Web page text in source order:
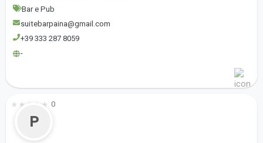
Bar e Pub
suitebarpaina@gmail.com
+39 333 287 8059
-
P
★ ★ ★ ★ ★ 0